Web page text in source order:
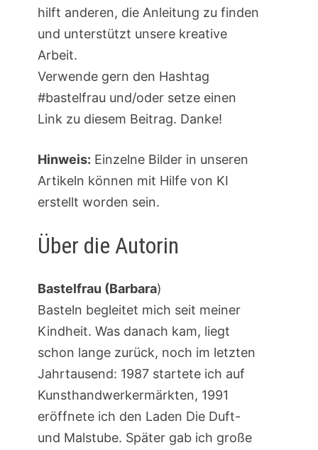
hilft anderen, die Anleitung zu finden
und unterstützt unsere kreative
Arbeit.
Verwende gern den Hashtag
#bastelfrau und/oder setze einen
Link zu diesem Beitrag. Danke!
Hinweis: Einzelne Bilder in unseren
Artikeln können mit Hilfe von KI
erstellt worden sein.
Über die Autorin
Bastelfrau (Barbara)
Basteln begleitet mich seit meiner
Kindheit. Was danach kam, liegt
schon lange zurück, noch im letzten
Jahrtausend: 1987 startete ich auf
Kunsthandwerkermärkten, 1991
eröffnete ich den Laden Die Duft-
und Malstube. Später gab ich große